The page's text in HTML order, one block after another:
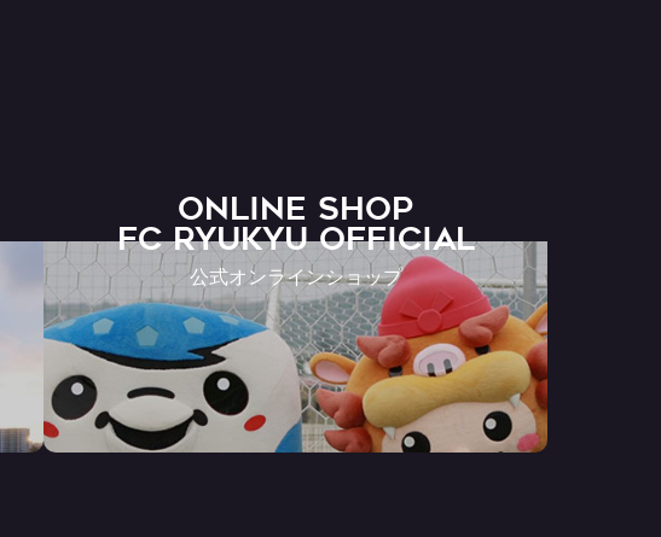
ONLINE SHOP
FC RYUKYU OFFICIAL
公式オンラインショップ